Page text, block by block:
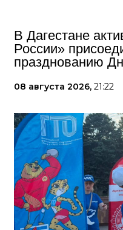
В Дагестане
России»
празднованию
08 августа 2026, 21:22